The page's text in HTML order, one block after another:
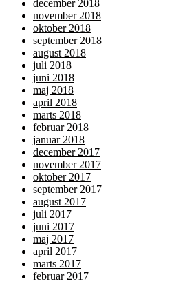
december 2018
november 2018
oktober 2018
september 2018
august 2018
juli 2018
juni 2018
maj 2018
april 2018
marts 2018
februar 2018
januar 2018
december 2017
november 2017
oktober 2017
september 2017
august 2017
juli 2017
juni 2017
maj 2017
april 2017
marts 2017
februar 2017